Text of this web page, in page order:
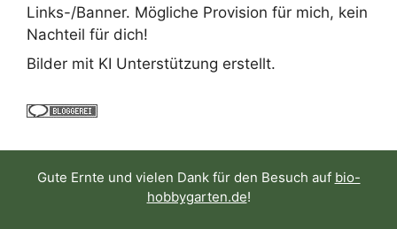
Links-/Banner. Mögliche Provision für mich, kein
Nachteil für dich!
Bilder mit KI Unterstützung erstellt.
Gute Ernte und vielen Dank für den Besuch auf bio-
hobbygarten.de!